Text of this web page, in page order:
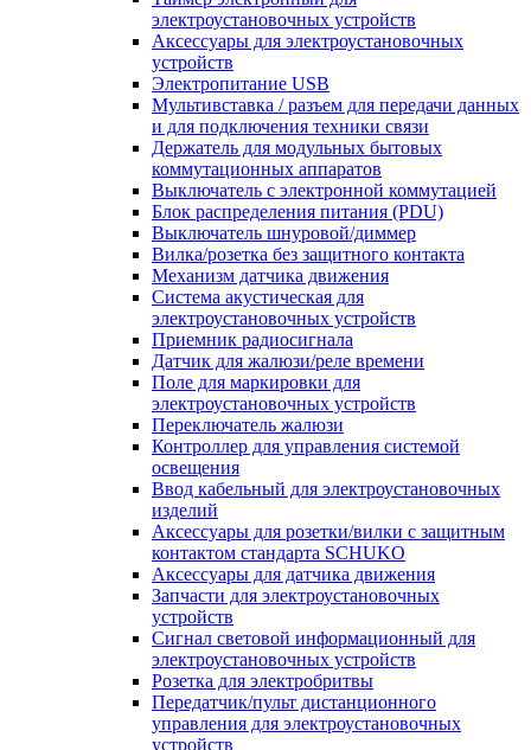
электроустановочных устройств
Аксессуары для электроустановочных
устройств
Электропитание USB
Мультивставка / разъем для передачи данных
и для подключения техники связи
Держатель для модульных бытовых
коммутационных аппаратов
Выключатель с электронной коммутацией
Блок распределения питания (PDU)
Выключатель шнуровой/диммер
Вилка/розетка без защитного контакта
Механизм датчика движения
Система акустическая для
электроустановочных устройств
Приемник радиосигнала
Датчик для жалюзи/реле времени
Поле для маркировки для
электроустановочных устройств
Переключатель жалюзи
Контроллер для управления системой
освещения
Ввод кабельный для электроустановочных
изделий
Аксессуары для розетки/вилки с защитным
контактом стандарта SCHUKO
Аксессуары для датчика движения
Запчасти для электроустановочных
устройств
Сигнал световой информационный для
электроустановочных устройств
Розетка для электробритвы
Передатчик/пульт дистанционного
управления для электроустановочных
устройств